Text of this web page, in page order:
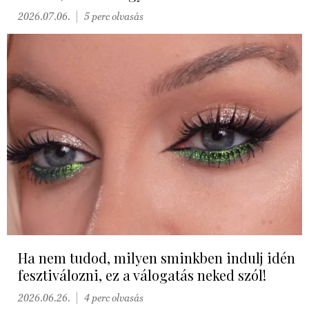
2026.07.06. 5 perc olvasás
Ha nem tudod, milyen sminkben indulj idén
fesztiválozni, ez a válogatás neked szól!
2026.06.26. 4 perc olvasás